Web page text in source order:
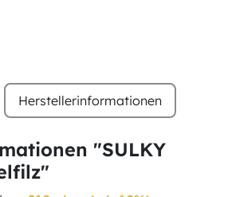
Herstellerinformationen
"SULKY